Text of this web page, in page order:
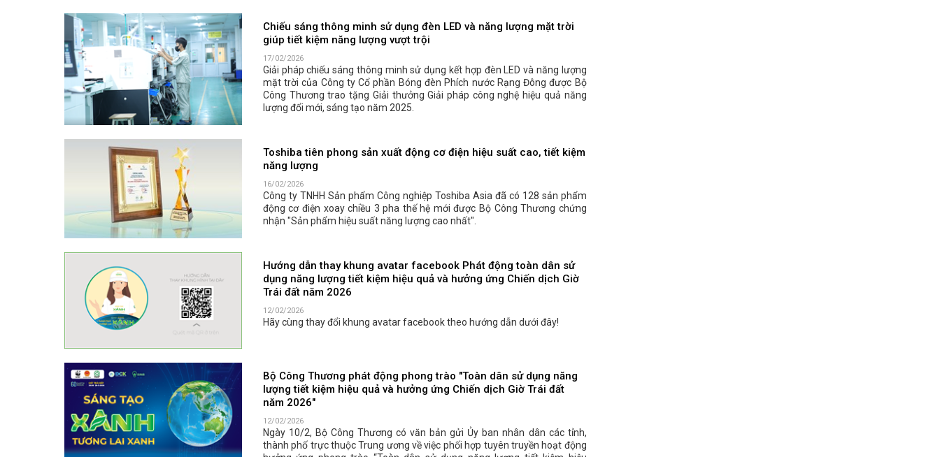
Chiếu sáng thông minh sử dụng đèn LED và năng lượng mặt trời
giúp tiết kiệm năng lượng vượt trội
17/02/2026
Giải pháp chiếu sáng thông minh sử dụng kết hợp đèn LED và năng lượng
mặt trời của Công ty Cổ phần Bóng đèn Phích nước Rạng Đông được Bộ
Công Thương trao tặng Giải thưởng Giải pháp công nghệ hiệu quả năng
lượng đổi mới, sáng tạo năm 2025.
Toshiba tiên phong sản xuất động cơ điện hiệu suất cao, tiết kiệm
năng lượng
16/02/2026
Công ty TNHH Sản phẩm Công nghiệp Toshiba Asia đã có 128 sản phẩm
động cơ điện xoay chiều 3 pha thế hệ mới được Bộ Công Thương chứng
nhận "Sản phẩm hiệu suất năng lượng cao nhất".
Hướng dẫn thay khung avatar facebook Phát động toàn dân sử
dụng năng lượng tiết kiệm hiệu quả và hưởng ứng Chiến dịch Giờ
Trái đất năm 2026
12/02/2026
Hãy cùng thay đổi khung avatar facebook theo hướng dẫn dưới đây!
Bộ Công Thương phát động phong trào "Toàn dân sử dụng năng
lượng tiết kiệm hiệu quả và hưởng ứng Chiến dịch Giờ Trái đất
năm 2026"
12/02/2026
Ngày 10/2, Bộ Công Thương có văn bản gửi Ủy ban nhân dân các tỉnh,
thành phố trực thuộc Trung ương về việc phối hợp tuyên truyền hoạt động